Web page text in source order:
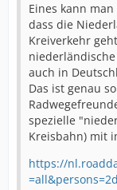
Eines kann
dass die
Kreiverkehr
auch in
Das ist genau
spezielle
Kreisbahn) mit
https://
=all&persons=2d